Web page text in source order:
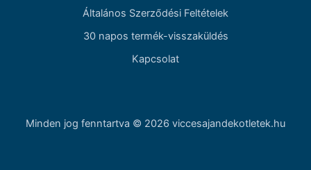
Általános Szerződési Feltételek
30 napos termék-visszaküldés
Kapcsolat
Minden jog fenntartva © 2026 viccesajandekotletek.hu